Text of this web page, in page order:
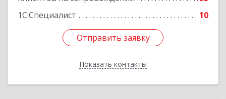
1С:Специалист
10
Отправить заявку
Показать контакты
Отправить заявку
Назад